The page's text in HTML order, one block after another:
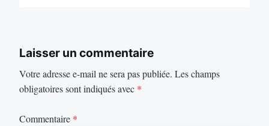
Laisser un commentaire
Votre adresse e-mail ne sera pas publiée. Les champs
obligatoires sont indiqués avec *
Commentaire *